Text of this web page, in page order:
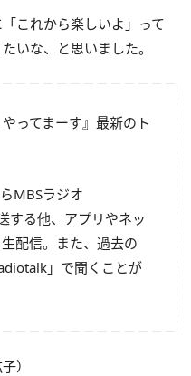
これから楽しいよ」って
いな、と思いました。
ってまーす』最新のト
MBSラジオ
する他、アプリやネッ
配信。また、過去の
」で聞くことが
）